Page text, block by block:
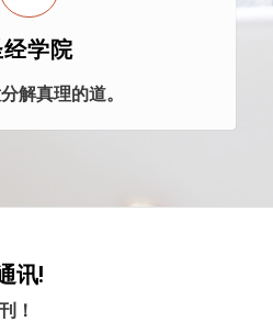
学院
解真理的道。
讯!
！